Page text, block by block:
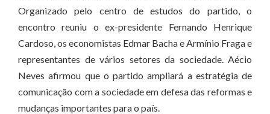
Organizado pelo centro de estudos do partido, o
encontro reuniu o ex-presidente Fernando Henrique
Cardoso, os economistas Edmar Bacha e Armínio Fraga e
representantes de vários setores da sociedade. Aécio
Neves afirmou que o partido ampliará a estratégia de
comunicação com a sociedade em defesa das reformas e
mudanças importantes para o país.